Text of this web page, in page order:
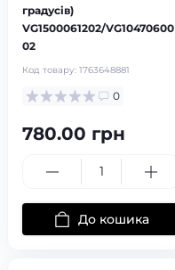
градусів)
VG1500061202/VG10470600
02
Код товару: 1763648881
0
780.00 грн
До кошика